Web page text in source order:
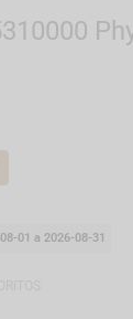
01 a 2026-08-31